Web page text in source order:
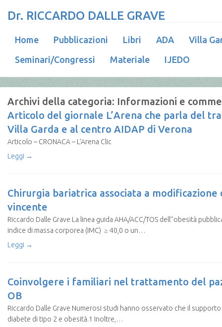
Dr. RICCARDO DALLE GRAVE
Home Pubblicazioni Libri ADA
Villa
Seminari/Congressi
Materiale IJEDO
Archivi della categoria: Informazioni e
Articolo del giornale L’Arena che parla del
Villa Garda e al centro AIDAP di Verona
Articolo – CRONACA – L’Arena Clic
Leggi →
Chirurgia bariatrica associata a modificazione
vincente
Riccardo Dalle Grave La linea guida AHA/ACC/TOS dell’’obesità
indice di massa corporea (IMC) ≥ 40,0 o un…
Leggi →
Coinvolgere i familiari nel trattamento del
OB
Riccardo Dalle Grave Numerosi studi hanno osservato che il
diabete di tipo 2 e obesità.1 Inoltre,…